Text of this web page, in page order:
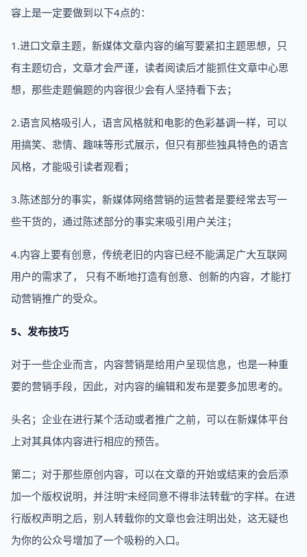
容上是一定要做到以下4点的：
1.进口文章主题，新媒体文章内容的编写要紧扣主题思想，只
有主题切合，文章才会严谨，读者阅读后才能抓住文章中心思
想，那些走题偏题的内容很少会有人坚持看下去；
2.语言风格吸引人，语言风格就和电影的色彩基调一样，可以
用搞笑、悲情、趣味等形式展示，但只有那些独具特色的语言
风格，才能吸引读者观看；
3.陈述部分的事实，新媒体网络营销的运营者是要经常去写一
些干货的，通过陈述部分的事实来吸引用户关注；
4.内容上要有创意，传统老旧的内容已经不能满足广大互联网
用户的需求了， 只有不断地打造有创意、创新的内容，才能打
动营销推广的受众。
5、发布技巧
对于一些企业而言，内容营销是给用户呈现信息，也是一种重
要的营销手段，因此，对内容的编辑和发布是要多加思考的。
头名；企业在进行某个活动或者推广之前，可以在新媒体平台
上对其具体内容进行相应的预告。
第二；对于那些原创内容，可以在文章的开始或结束的会后添
加一个版权说明，并注明“未经同意不得非法转载”的字样。在进
行版权声明之后，别人转载你的文章也会注明出处，这无疑也
为你的公众号增加了一个吸粉的入口。